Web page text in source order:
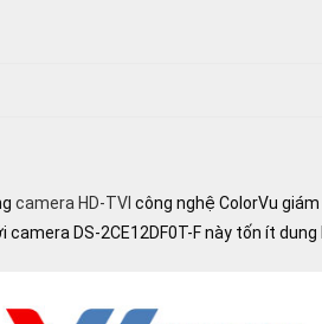
camera HD-TVI công nghệ ColorVu
camera DS-2CE12DF0T-F này tốn ít